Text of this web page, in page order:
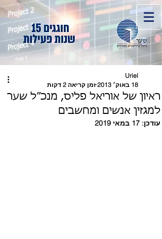
ראיון של אוריאל פליס, מנכ״ל שער
למגזין אנשים ומחשבים
Uriel
18 באוק׳ 2013
זמן קריאה 2 דקות
עודכן: 17 במאי 2019